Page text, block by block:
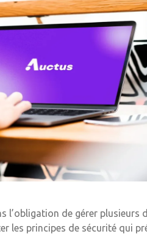
de gérer plusieurs
les principes de sécurité qui